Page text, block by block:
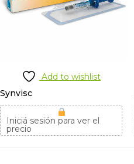
Add to wishlist
Synvisc
Iniciá sesión para ver el
precio